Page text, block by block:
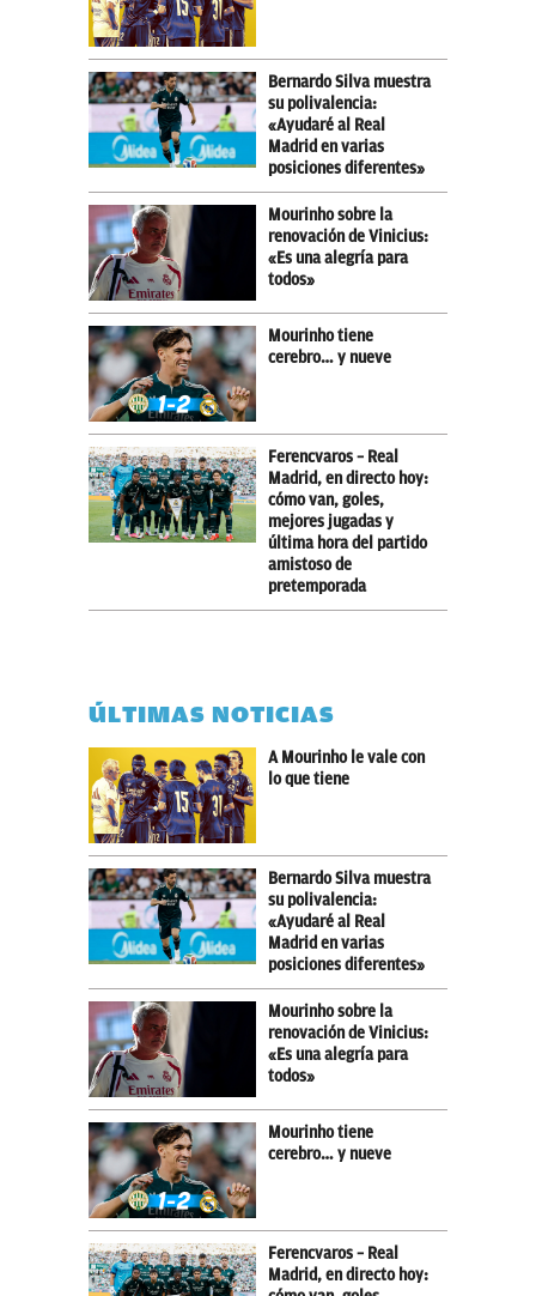
Bernardo Silva muestra
su polivalencia:
«Ayudaré al Real
Madrid en varias
posiciones diferentes»
Mourinho sobre la
renovación de Vinicius:
«Es una alegría para
todos»
Mourinho tiene
cerebro… y nueve
Ferencvaros – Real
Madrid, en directo hoy:
cómo van, goles,
mejores jugadas y
última hora del partido
amistoso de
pretemporada
ÚLTIMAS NOTICIAS
A Mourinho le vale con
lo que tiene
Bernardo Silva muestra
su polivalencia:
«Ayudaré al Real
Madrid en varias
posiciones diferentes»
Mourinho sobre la
renovación de Vinicius:
«Es una alegría para
todos»
Mourinho tiene
cerebro… y nueve
Ferencvaros – Real
Madrid, en directo hoy: